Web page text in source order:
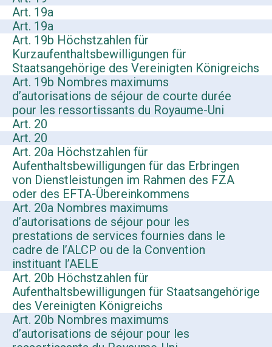
Art. 19a
Art. 19a
Art. 19b Höchstzahlen für
Kurzaufenthaltsbewilligungen für
Staatsangehörige des Vereinigten Königreichs
Art. 19b Nombres maximums
d’autorisations de séjour de courte durée
pour les ressortissants du Royaume-Uni
Art. 20
Art. 20
Art. 20a Höchstzahlen für
Aufenthaltsbewilligungen für das Erbringen
von Dienstleistungen im Rahmen des FZA
oder des EFTA-Übereinkommens
Art. 20a Nombres maximums
d’autorisations de séjour pour les
prestations de services fournies dans le
cadre de l’ALCP ou de la Convention
instituant l’AELE
Art. 20b Höchstzahlen für
Aufenthaltsbewilligungen für Staatsangehörige
des Vereinigten Königreichs
Art. 20b Nombres maximums
d’autorisations de séjour pour les